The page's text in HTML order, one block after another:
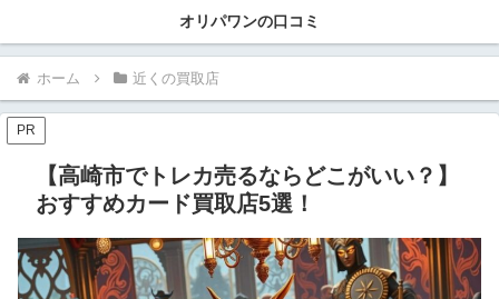
オリパワンの口コミ
ホーム 近くの買取店
PR
【高崎市でトレカ売るならどこがいい？】
おすすめカード買取店5選！